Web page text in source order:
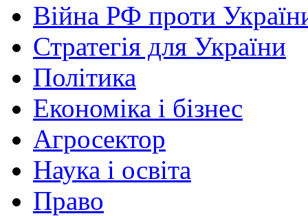
Війна РФ проти
Стратегія для України
Політика
Економіка і бізнес
Агросектор
Наука і освіта
Право